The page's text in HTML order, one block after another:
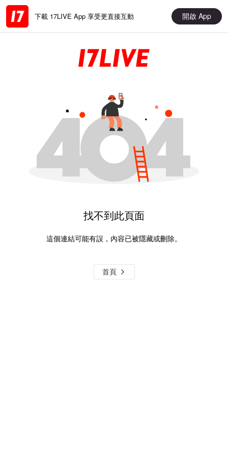
下載 17LIVE App 享受更直接互動 開啟 App
找不到此頁面
這個連結可能有誤，內容已被隱藏或刪除。
首頁